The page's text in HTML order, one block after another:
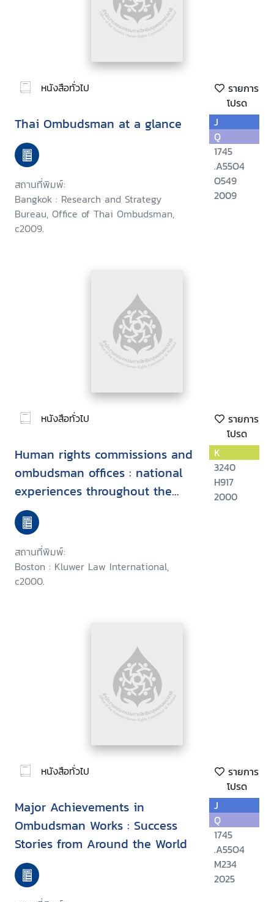
หนังสือทั่วไป
รายการ
โปรด
Thai Ombudsman at a glance
สถานที่พิมพ์:
Bangkok : Research and Strategy
Bureau, Office of Thai Ombudsman,
c2009.
J
Q
1745
.A55O4
O549
2009
หนังสือทั่วไป
รายการ
โปรด
Human rights commissions and
ombudsman offices : national
experiences throughout the
world
สถานที่พิมพ์:
Boston : Kluwer Law International,
c2000.
K
3240
H917
2000
หนังสือทั่วไป
รายการ
โปรด
Major Achievements in
Ombudsman Works : Success
Stories from Around the World
J
Q
1745
.A55O4
M234
2025